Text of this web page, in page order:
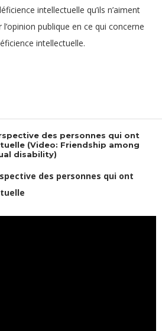
intellectuelle qu’ils n’aiment
publique en ce qui concerne
intellectuelle.
des personnes qui ont
(Video: Friendship among
disability)
des personnes qui ont